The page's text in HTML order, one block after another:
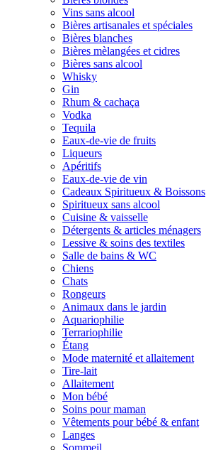
Vins sans alcool
Bières artisanales et spéciales
Bières blanches
Bières mèlangées et cidres
Bières sans alcool
Whisky
Gin
Rhum & cachaça
Vodka
Tequila
Eaux-de-vie de fruits
Liqueurs
Apéritifs
Eaux-de-vie de vin
Cadeaux Spiritueux & Boissons
Spiritueux sans alcool
Cuisine & vaisselle
Détergents & articles ménagers
Lessive & soins des textiles
Salle de bains & WC
Chiens
Chats
Rongeurs
Animaux dans le jardin
Aquariophilie
Terrariophilie
Étang
Mode maternité et allaitement
Tire-lait
Allaitement
Mon bébé
Soins pour maman
Vêtements pour bébé & enfant
Langes
Sommeil